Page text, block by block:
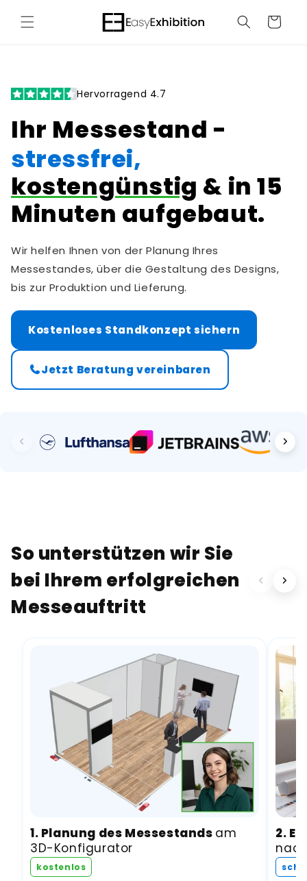
zum
Inhalt
Warenkorb
Hervorragend 4.7
Ihr Messestand -
stressfrei,
kostengünstig & in 15
Minuten aufgebaut.
Wir helfen Ihnen von der Planung Ihres
Messestandes, über die Gestaltung des Designs,
bis zur Produktion und Lieferung.
Kostenloses Standkonzept sichern
Jetzt Beratung vereinbaren
So unterstützen wir Sie
bei Ihrem erfolgreichen
Messeauftritt
1. Planung des Messestands am
3D-Konfigurator
kostenlos
2.